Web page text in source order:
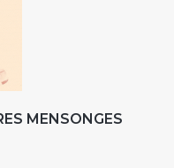
MENSONGES